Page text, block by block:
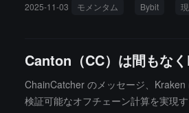
2025-11-03 モメンタム Bybit
Canton（CC）は間もな
ChainCatcher のメッセージ、
検証可能なオフチェーン計算を実現